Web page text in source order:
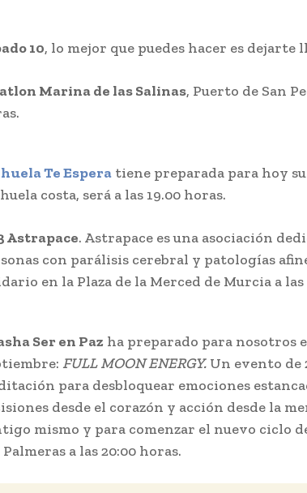
10, lo mejor que puedes hacer es dejarte
Marina de las Salinas, Puerto de San
Te Espera tiene preparada para hoy
costa, será a las 19.00 horas.
Astrapace. Astrapace es una asociación
con parálisis cerebral y patologías
en la Plaza de la Merced de Murcia a las
Ser en Paz ha preparado para nosotros
FULL MOON ENERGY. Un evento de
para desbloquear emociones
desde el corazón y acción desde la
mismo y para comenzar el nuevo ciclo
a las 20:00 horas.